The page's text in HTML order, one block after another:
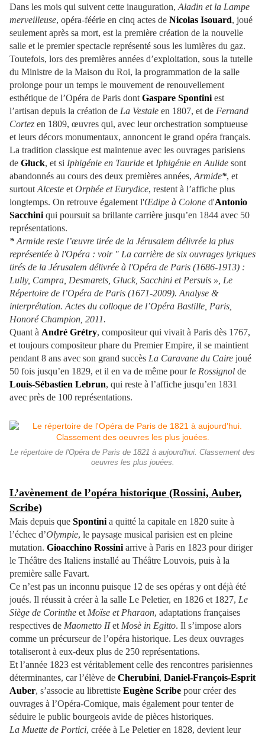
Dans les mois qui suivent cette inauguration, Aladin et la Lampe
merveilleuse, opéra-féérie en cinq actes de Nicolas Isouard, joué
seulement après sa mort, est la première création de la nouvelle
salle et le premier spectacle représenté sous les lumières du gaz.
Toutefois, lors des premières années d’exploitation, sous la tutelle
du Ministre de la Maison du Roi, la programmation de la salle
prolonge pour un temps le mouvement de renouvellement
esthétique de l’Opéra de Paris dont Gaspare Spontini est
l’artisan depuis la création de La Vestale en 1807, et de Fernand
Cortez en 1809, œuvres qui, avec leur orchestration somptueuse
et leurs décors monumentaux, annoncent le grand opéra français.
La tradition classique est maintenue avec les ouvrages parisiens
de Gluck, et si Iphigénie en Tauride et Iphigénie en Aulide sont
abandonnés au cours des deux premières années, Armide*, et
surtout Alceste et Orphée et Eurydice, restent à l’affiche plus
longtemps. On retrouve également l'Œdipe à Colone d'Antonio
Sacchini qui poursuit sa brillante carrière jusqu’en 1844 avec 50
représentations.
* Armide reste l’œuvre tirée de la Jérusalem délivrée la plus
représentée à l'Opéra : voir " La carrière de six ouvrages lyriques
tirés de la Jérusalem délivrée à l'Opéra de Paris (1686-1913) :
Lully, Campra, Desmarets, Gluck, Sacchini et Persuis », Le
Répertoire de l’Opéra de Paris (1671-2009). Analyse &
interprétation. Actes du colloque de l’Opéra Bastille, Paris,
Honoré Champion, 2011.
Quant à André Grétry, compositeur qui vivait à Paris dès 1767,
et toujours compositeur phare du Premier Empire, il se maintient
pendant 8 ans avec son grand succès La Caravane du Caire joué
50 fois jusqu’en 1829, et il en va de même pour le Rossignol de
Louis-Sébastien Lebrun, qui reste à l’affiche jusqu’en 1831
avec près de 100 représentations.
Le répertoire de l'Opéra de Paris de 1821 à aujourd'hui. Classement des
oeuvres les plus jouées.
L’avènement de l’opéra historique (Rossini, Auber,
Scribe)
Mais depuis que Spontini a quitté la capitale en 1820 suite à
l’échec d’Olympie, le paysage musical parisien est en pleine
mutation. Gioacchino Rossini arrive à Paris en 1823 pour diriger
le Théâtre des Italiens installé au Théâtre Louvois, puis à la
première salle Favart.
Ce n’est pas un inconnu puisque 12 de ses opéras y ont déjà été
joués. Il réussit à créer à la salle Le Peletier, en 1826 et 1827, Le
Siège de Corinthe et Moïse et Pharaon, adaptations françaises
respectives de Maometto IIet Mosè in Egitto. Il s’impose alors
comme un précurseur de l’opéra historique. Les deux ouvrages
totaliseront à eux-deux plus de 250 représentations.
Et l’année 1823 est véritablement celle des rencontres parisiennes
déterminantes, car l’élève de Cherubini, Daniel-François-Esprit
Auber, s’associe au librettiste Eugène Scribe pour créer des
ouvrages à l’Opéra-Comique, mais également pour tenter de
séduire le public bourgeois avide de pièces historiques.
La Muette de Portici, créée à Le Peletier en 1828, devient leur